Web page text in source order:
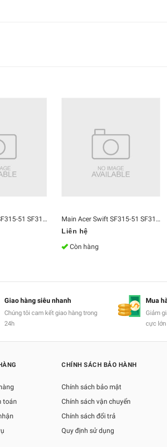
Main Acer Swift SF315-51 SF315-51G i7-8550U 8GB PEGATRON BE5EA
Main Acer Swift SF315-51 SF315-51G i5-7200U Ram 8GB MX150 2GB PEGATRON BE5EA
Liên hệ
Còn hàng
Giao hàng siêu nhanh
Chúng tôi cam kết giao hàng trong
24h
Mua
Giảm
cực lớn
toán
CHÍNH SÁCH BẢO HÀNH
Chính sách bảo mật
Chính sách vận chuyển
Chính sách đổi trả
Quy định sử dụng